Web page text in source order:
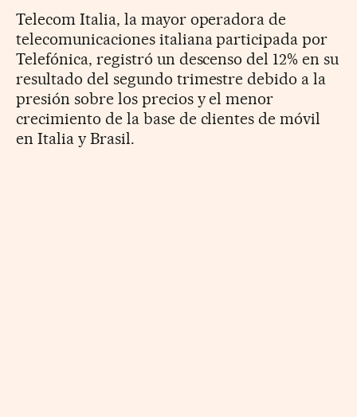
Telecom Italia, la mayor operadora de
telecomunicaciones italiana participada por
Telefónica, registró un descenso del 12% en su
resultado del segundo trimestre debido a la
presión sobre los precios y el menor
crecimiento de la base de clientes de móvil
en Italia y Brasil.